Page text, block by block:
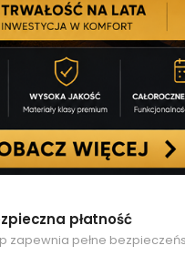
płatność
zapewnia pełne